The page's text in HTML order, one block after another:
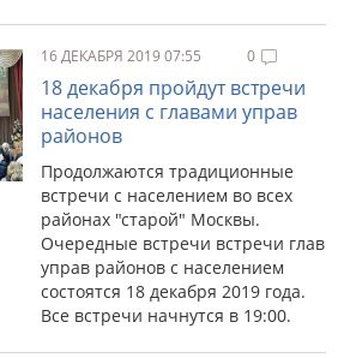
16 ДЕКАБРЯ 2019 07:55 0
18 декабря пройдут встречи
населения с главами управ
районов
Продолжаются традиционные
встречи с населением во всех
районах "старой" Москвы.
Очередные встречи встречи глав
управ районов с населением
состоятся 18 декабря 2019 года.
Все встречи начнутся в 19:00.